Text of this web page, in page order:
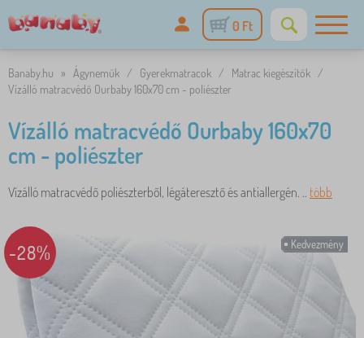
0 Ft
Banaby.hu » Ágyneműk / Gyerekmatracok / Matrac kiegészítők /
Vízálló matracvédő Ourbaby 160x70 cm - poliészter
Vízálló matracvédő Ourbaby 160x70
cm - poliészter
Vízálló matracvédő poliészterből, légáteresztő és antiallergén. .. több
Kedvezmény
-28%